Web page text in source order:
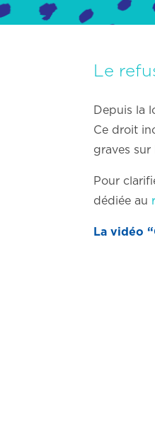
Le
Depuis la
Ce droit
graves sur
Pour
dédiée au
La vidéo